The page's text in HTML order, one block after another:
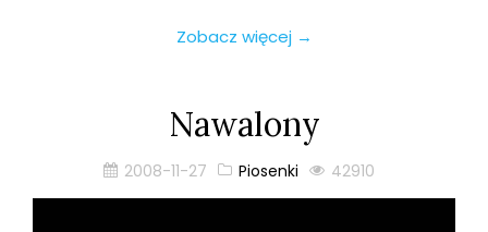
Zobacz więcej →
Nawalony
2008-11-27 Piosenki 42910